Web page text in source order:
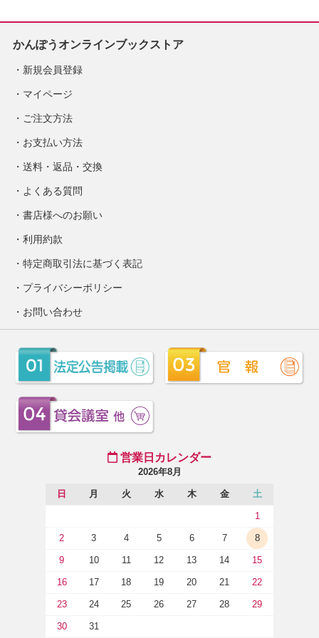
かんぽうオンラインブックストア
新規会員登録
マイページ
ご注文方法
お支払い方法
送料・返品・交換
よくある質問
書店様へのお願い
利用約款
特定商取引法に基づく表記
プライバシーポリシー
お問い合わせ
営業日カレンダー
2026年8月
日 月 火 水 木 金 土
1
2 3 4 5 6 7 8
9 10 11 12 13 14 15
16 17 18 19 20 21 22
23 24 25 26 27 28 29
30 31